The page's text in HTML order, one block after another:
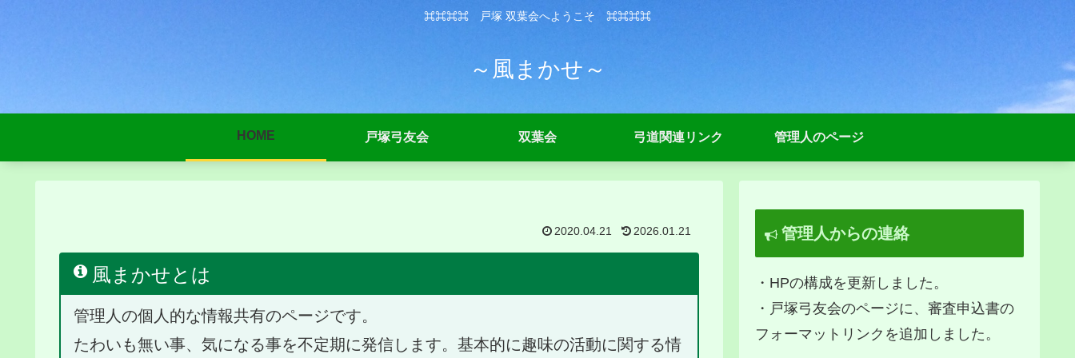
⌘⌘⌘⌘ 戸塚 双葉会へようこそ ⌘⌘⌘⌘
～風まかせ～
HOME 戸塚弓友会 双葉会 弓道関連リンク 管理人のページ
2020.04.21 2026.01.21
風まかせとは
管理人の個人的な情報共有のページです。
たわいも無い事、気になる事を不定期に発信します。基本的に趣味の活動に関する情
管理人からの連絡
・HPの構成を更新しました。
・戸塚弓友会のページに、審査申込書の
フォーマットリンクを追加しました。